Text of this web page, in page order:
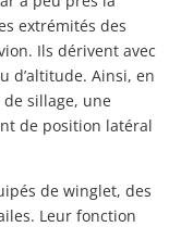
extrémités des
Ils dérivent avec
d’altitude. Ainsi, en
sillage, une
de position latéral
de winglet, des
Leur fonction